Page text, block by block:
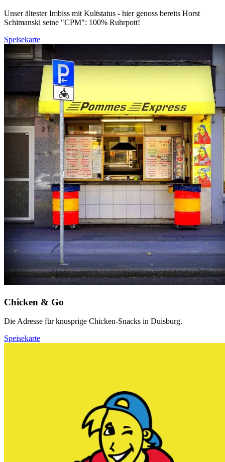
Unser ältester Imbiss mit Kultstatus - hier genoss bereits Horst
Schimanski seine "CPM": 100% Ruhrpott!
Speisekarte
Chicken & Go
Die Adresse für knusprige Chicken-Snacks in Duisburg.
Speisekarte